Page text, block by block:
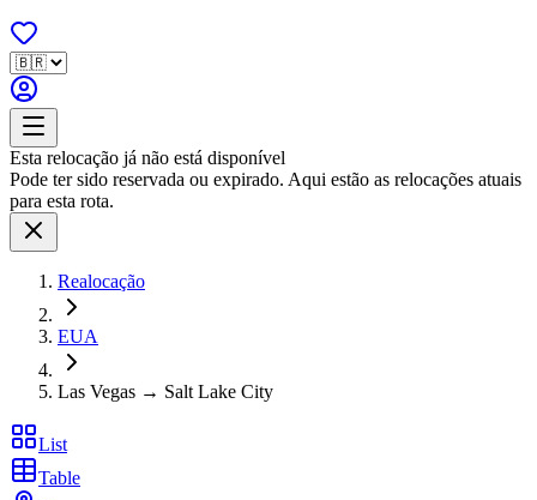
Esta relocação já não está disponível
Pode ter sido reservada ou expirado. Aqui estão as relocações atuais
para esta rota.
Realocação
EUA
Las Vegas → Salt Lake City
List
Table